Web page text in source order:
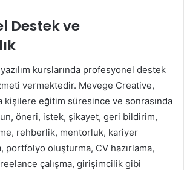
Destek ve
kurslarında profesyonel destek
vermektedir. Mevege Creative,
kişilere eğitim süresince ve sonrasında
öneri, istek, şikayet, geri bildirim,
rehberlik, mentorluk, kariyer
portfolyo oluşturma, CV hazırlama,
çalışma, girişimcilik gibi